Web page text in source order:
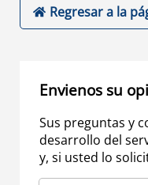
Regresar a la
Envienos su
Sus preguntas y
desarrollo del
y, si usted lo